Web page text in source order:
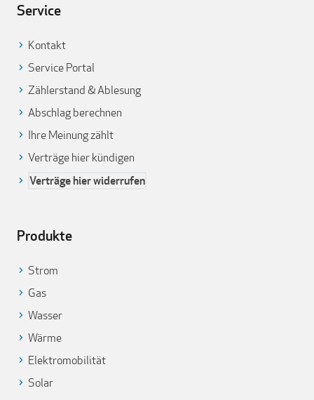
Service
Kontakt
Service Portal
Zählerstand & Ablesung
Abschlag berechnen
Ihre Meinung zählt
Verträge hier kündigen
Verträge hier widerrufen
Produkte
Strom
Gas
Wasser
Wärme
Elektromobilität
Solar